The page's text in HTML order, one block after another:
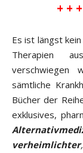
+ +
Es ist längst
Therapien
verschwiegen
sämtliche
Bücher der
exklusives,
verheimlichter